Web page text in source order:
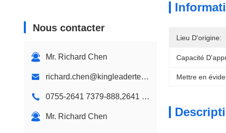
Clavier de couleur des enfants
Kiosque de signage de Digital
Nous contacter
Mr. Richard Chen
richard.chen@kingleadertech.com
0755-2641 7379-888,2641 9575
Mr. Richard Chen
Lieu D'origine:
Capacité
Mettre en